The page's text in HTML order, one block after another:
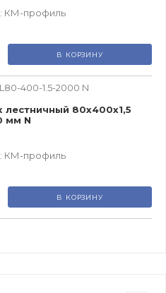
КМ-профиль
В КОРЗИНУ
400-1.5-2000 N
лестничный 80х400х1,5
мм N
КМ-профиль
В КОРЗИНУ